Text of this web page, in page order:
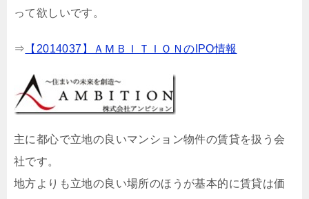
って欲しいです。
⇒ 【2014037】ＡＭＢＩＴＩＯＮのIPO情報
主に都心で立地の良いマンション物件の賃貸を扱う会
社です。
地方よりも立地の良い場所のほうが基本的に賃貸は価